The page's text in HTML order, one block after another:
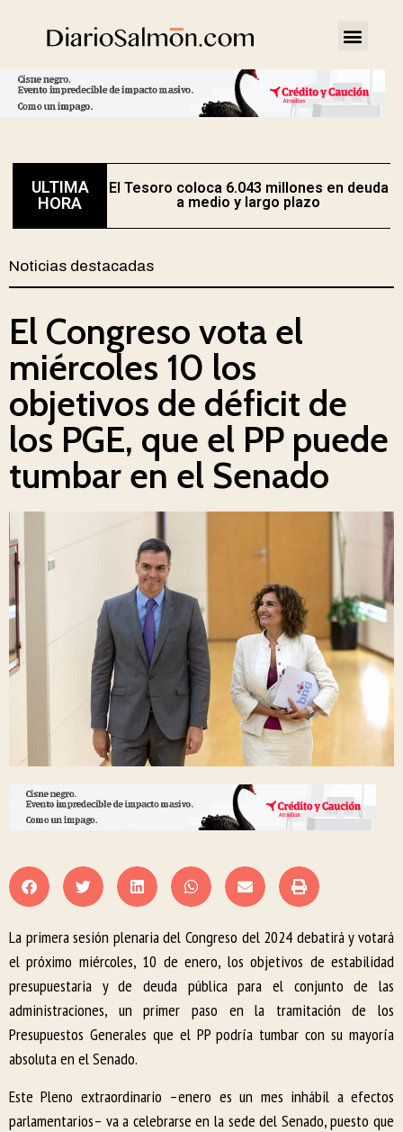
ULTIMA
HORA
El Tesoro coloca 6.043 millones en deuda
a medio y largo plazo
Noticias destacadas
El Congreso vota el
miércoles 10 los
objetivos de déficit de
los PGE, que el PP puede
tumbar en el Senado
La primera sesión plenaria del Congreso del 2024 debatirá y votará
el próximo miércoles, 10 de enero, los objetivos de estabilidad
presupuestaria y de deuda pública para el conjunto de las
administraciones, un primer paso en la tramitación de los
Presupuestos Generales que el PP podría tumbar con su mayoría
absoluta en el Senado.
Este Pleno extraordinario –enero es un mes inhábil a efectos
parlamentarios– va a celebrarse en la sede del Senado, puesto que